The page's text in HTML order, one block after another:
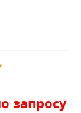
запросу